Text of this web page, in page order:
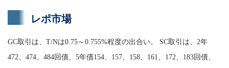
レポ市場
GC取引は、T/Nは0.75～0.755%程度の出合い。 SC取引は、2年
472、474、484回債、5年債154、157、158、161、172、183回債、